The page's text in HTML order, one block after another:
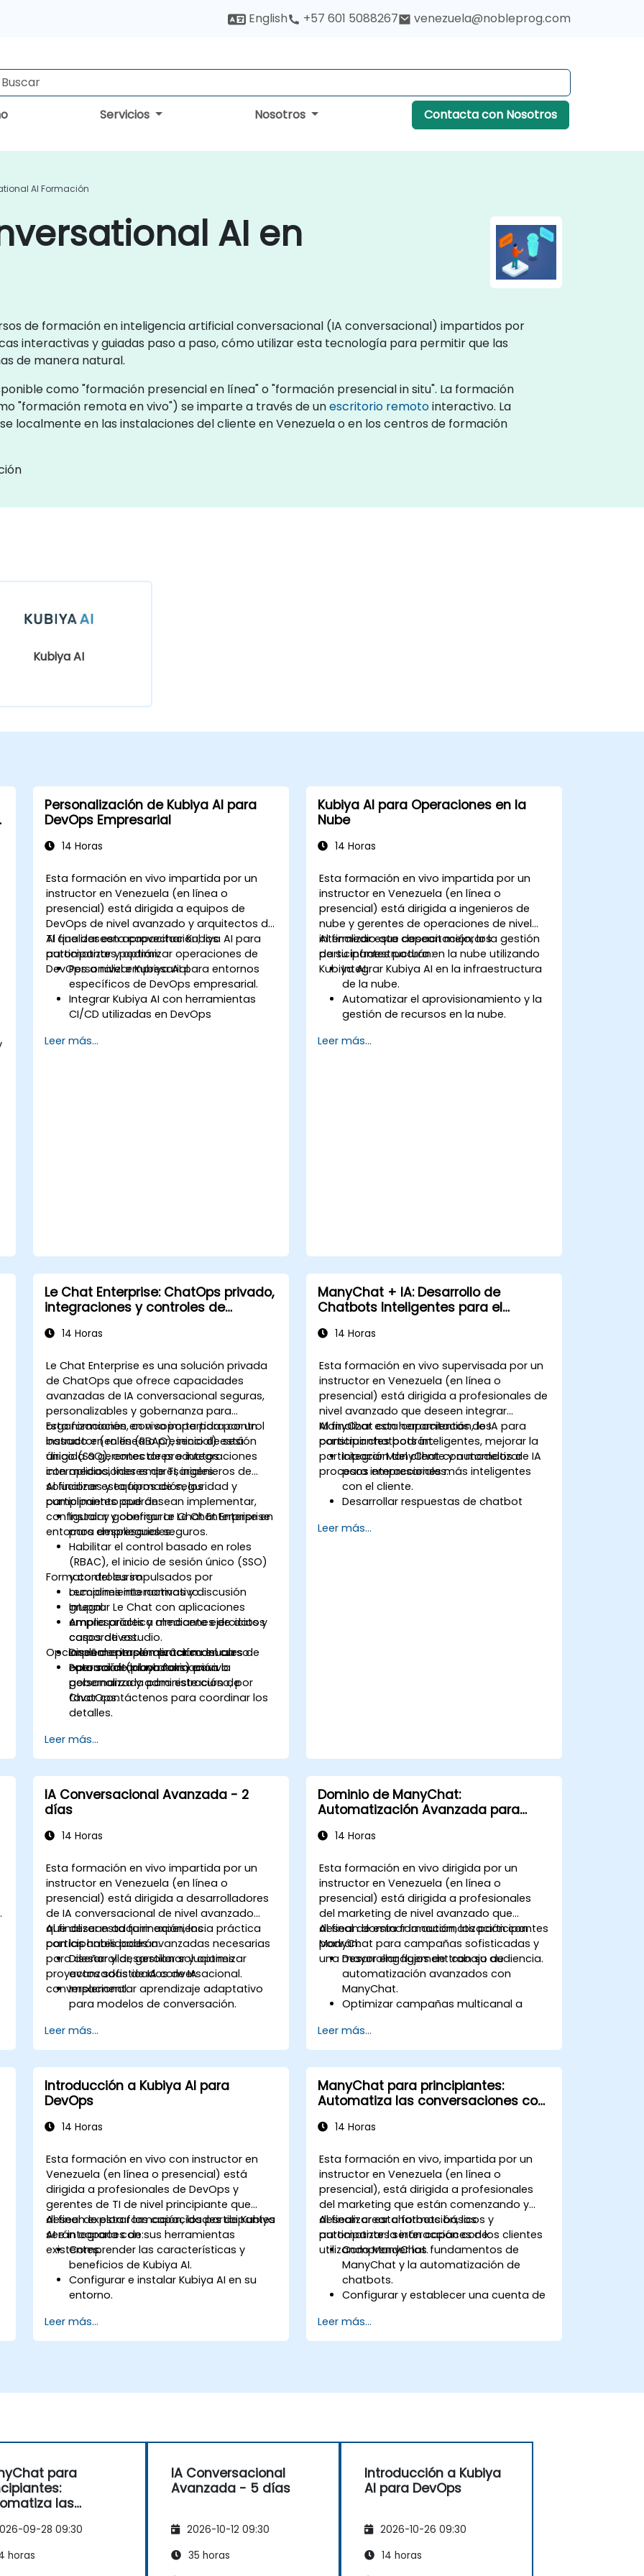
English +57 601 5088267 venezuela@nobleprog.com
Servicios Nosotros Contacta con Nosotros
AI Formación
AI en
de formación en inteligencia artificial conversacional (IA conversacional) impartidos por
interactivas y guiadas paso a paso, cómo utilizar esta tecnología para permitir que las
de manera natural.
como "formación presencial en línea" o "formación presencial in situ". La formación
"formación remota en vivo") se imparte a través de unescritorio remotointeractivo. La
localmente en las instalaciones del cliente en Venezuela o en los centros de formación
Kubiya AI
Personalización de Kubiya AI para
DevOps Empresarial
14 Horas
Esta formación en vivo impartida por un
instructor en Venezuela (en línea o
presencial) está dirigida a equipos de
DevOps de nivel avanzado y arquitectos de
TI que deseen aprovechar Kubiya AI para
automatizar y optimizar operaciones de
DevOps a nivel empresarial.
Al finalizar esta capacitación, los
participantes podrán:
Personalizar Kubiya AI para entornos
específicos de DevOps empresarial.
Integrar Kubiya AI con herramientas
CI/CD utilizadas en DevOps
Mejorar la automatización de DevOps
Leer más...
Kubiya AI para Operaciones en la
Nube
14 Horas
Esta formación en vivo impartida por un
instructor en Venezuela (en línea o
presencial) está dirigida a ingenieros de
nube y gerentes de operaciones de nivel
intermedio que desean mejorar la gestión
de su infraestructura en la nube utilizando
Kubiya AI.
Al finalizar esta capacitación, los
participantes podrán:
Integrar Kubiya AI en la infraestructura
de la nube.
Automatizar el aprovisionamiento y la
gestión de recursos en la nube.
mediante análisis impulsados por IA.
Leer más...
Le Chat Enterprise: ChatOps privado,
integraciones y controles de
14 Horas
Le Chat Enterprise es una solución privada
de ChatOps que ofrece capacidades
avanzadas de IA conversacional seguras,
personalizables y gobernanza para
organizaciones, con soporte para control
basado en roles (RBAC), inicio de sesión
único (SSO), conectores e integraciones
con aplicaciones empresariales.
Esta formación en vivo impartida por un
instructor (en línea o presencial) está
dirigida a gerentes de productos
intermedios, líderes de TI, ingenieros de
soluciones y equipos de seguridad y
cumplimiento que desean implementar,
configurar y gobernar Le Chat Enterprise en
entornos empresariales.
Al finalizar esta formación, los
participantes podrán:
Instalar y configurar Le Chat Enterprise
para despliegues seguros.
Habilitar el control basado en roles
(RBAC), el inicio de sesión único (SSO)
y controles impulsados por
cumplimiento normativo.
Integrar Le Chat con aplicaciones
empresariales y almacenes de datos
corporativos.
Diseñar e implementar manuales de
operación (playbooks) para la
gobernanza y administración de
ChatOps.
Formato del curso
Lecciones interactivas y discusión
grupal.
Amplia práctica mediante ejercicios y
casos de estudio.
Implementación práctica en un
entorno de laboratorio en vivo.
Opciones de personalización del curso
Para solicitar una formación
personalizada para este curso, por
favor contáctenos para coordinar los
detalles.
Leer más...
ManyChat + IA: Desarrollo de
Chatbots Inteligentes para el
14 Horas
Esta formación en vivo supervisada por un
instructor en Venezuela (en línea o
presencial) está dirigida a profesionales de
nivel avanzado que deseen integrar
ManyChat con herramientas de IA para
construir chatbots inteligentes, mejorar la
participación del cliente y automatizar
procesos empresariales.
Al finalizar esta capacitación, los
participantes podrán:
Integrar ManyChat con modelos de IA
para interacciones más inteligentes
con el cliente.
Desarrollar respuestas de chatbot
Lenguaje Natural (NLP) utilizando
Leer más...
IA Conversacional Avanzada - 2
días
14 Horas
Esta formación en vivo impartida por un
instructor en Venezuela (en línea o
presencial) está dirigida a desarrolladores
de IA conversacional de nivel avanzado
que desean adquirir experiencia práctica
con las habilidades avanzadas necesarias
para desarrollar, gestionar y optimizar
proyectos sofisticados de IA
conversacional.
Al finalizar esta formación, los
participantes podrán:
Diseñar y desarrollar soluciones
avanzadas de IA conversacional.
Implementar aprendizaje adaptativo
para modelos de conversación.
sistemas a nivel empresarial.
Optimizar y gestionar proyectos de IA
de manera efectiva.
Leer más...
Dominio de ManyChat:
Automatización Avanzada para
14 Horas
Esta formación en vivo dirigida por un
instructor en Venezuela (en línea o
presencial) está dirigida a profesionales
del marketing de nivel avanzado que
desean dominar la automatización con
ManyChat para campañas sofisticadas y
una mayor engagement con su audiencia.
Al final de esta formación, los participantes
podrán:
Desarrollar flujos de trabajo de
automatización avanzados con
ManyChat.
Optimizar campañas multicanal a
WhatsApp.
Implementar pruebas A/B para las
interacciones del chatbot.
Utilizar una segmentación avanzada
de la audiencia para un marketing
personalizado.
Leer más...
Introducción a Kubiya AI para
DevOps
14 Horas
Esta formación en vivo con instructor en
Venezuela (en línea o presencial) está
dirigida a profesionales de DevOps y
gerentes de TI de nivel principiante que
deseen explorar las capacidades de Kubiya
AI e integrarla con sus herramientas
existentes.
Al final de esta formación, los participantes
serán capaces de:
Comprender las características y
beneficios de Kubiya AI.
Configurar e instalar Kubiya AI en su
entorno.
para Kubiya AI en DevOps.
Integrar Kubiya AI con las herramientas
Leer más...
ManyChat para principiantes:
Automatiza las conversaciones con
14 Horas
Esta formación en vivo, impartida por un
instructor en Venezuela (en línea o
presencial), está dirigida a profesionales
del marketing que están comenzando y
desean crear chatbots básicos y
automatizar la interacción con los clientes
utilizando ManyChat.
Al finalizar esta formación, los
participantes serán capaces de:
Comprender los fundamentos de
ManyChat y la automatización de
chatbots.
Configurar y establecer una cuenta de
comercial.
Crear chatbots básicos para la
Leer más...
para
las
09-28 09:30
horas
IA Conversacional
Avanzada - 5 días
2026-10-12 09:30
35 horas
Introducción a Kubiya
AI para DevOps
2026-10-26 09:30
14 horas